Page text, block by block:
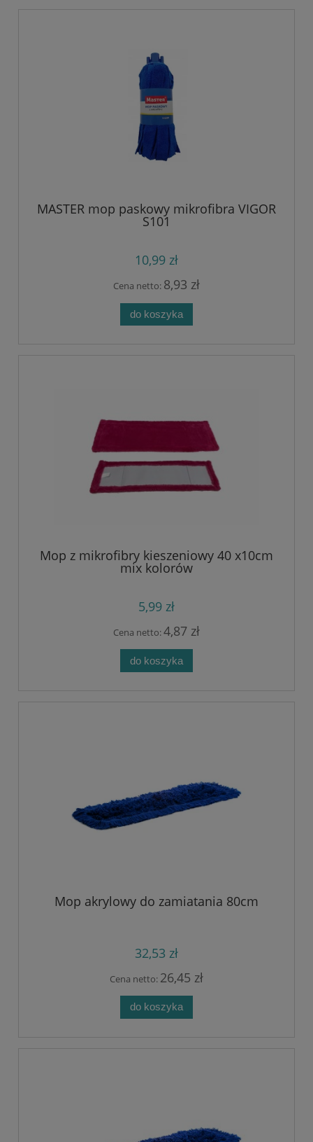
MASTER mop paskowy mikrofibra VIGOR
S101
10,99 zł
Cena netto: 8,93 zł
do koszyka
Mop z mikrofibry kieszeniowy 40 x10cm
mix kolorów
5,99 zł
Cena netto:4,87 zł
do koszyka
Mop akrylowy do zamiatania 80cm
32,53 zł
Cena netto: 26,45 zł
do koszyka